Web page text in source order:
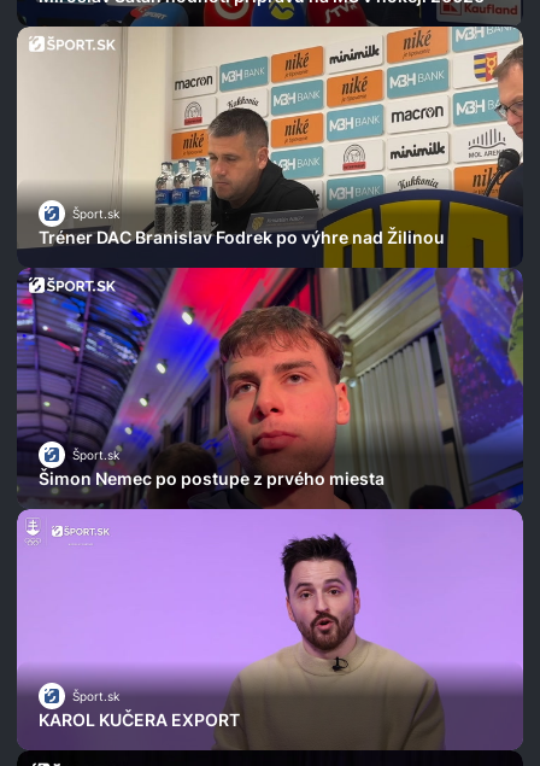
Šport.sk
Tréner DAC Branislav Fodrek po výhre nad Žilinou
Šport.sk
Šimon Nemec po postupe z prvého miesta
Šport.sk
KAROL KUČERA EXPORT